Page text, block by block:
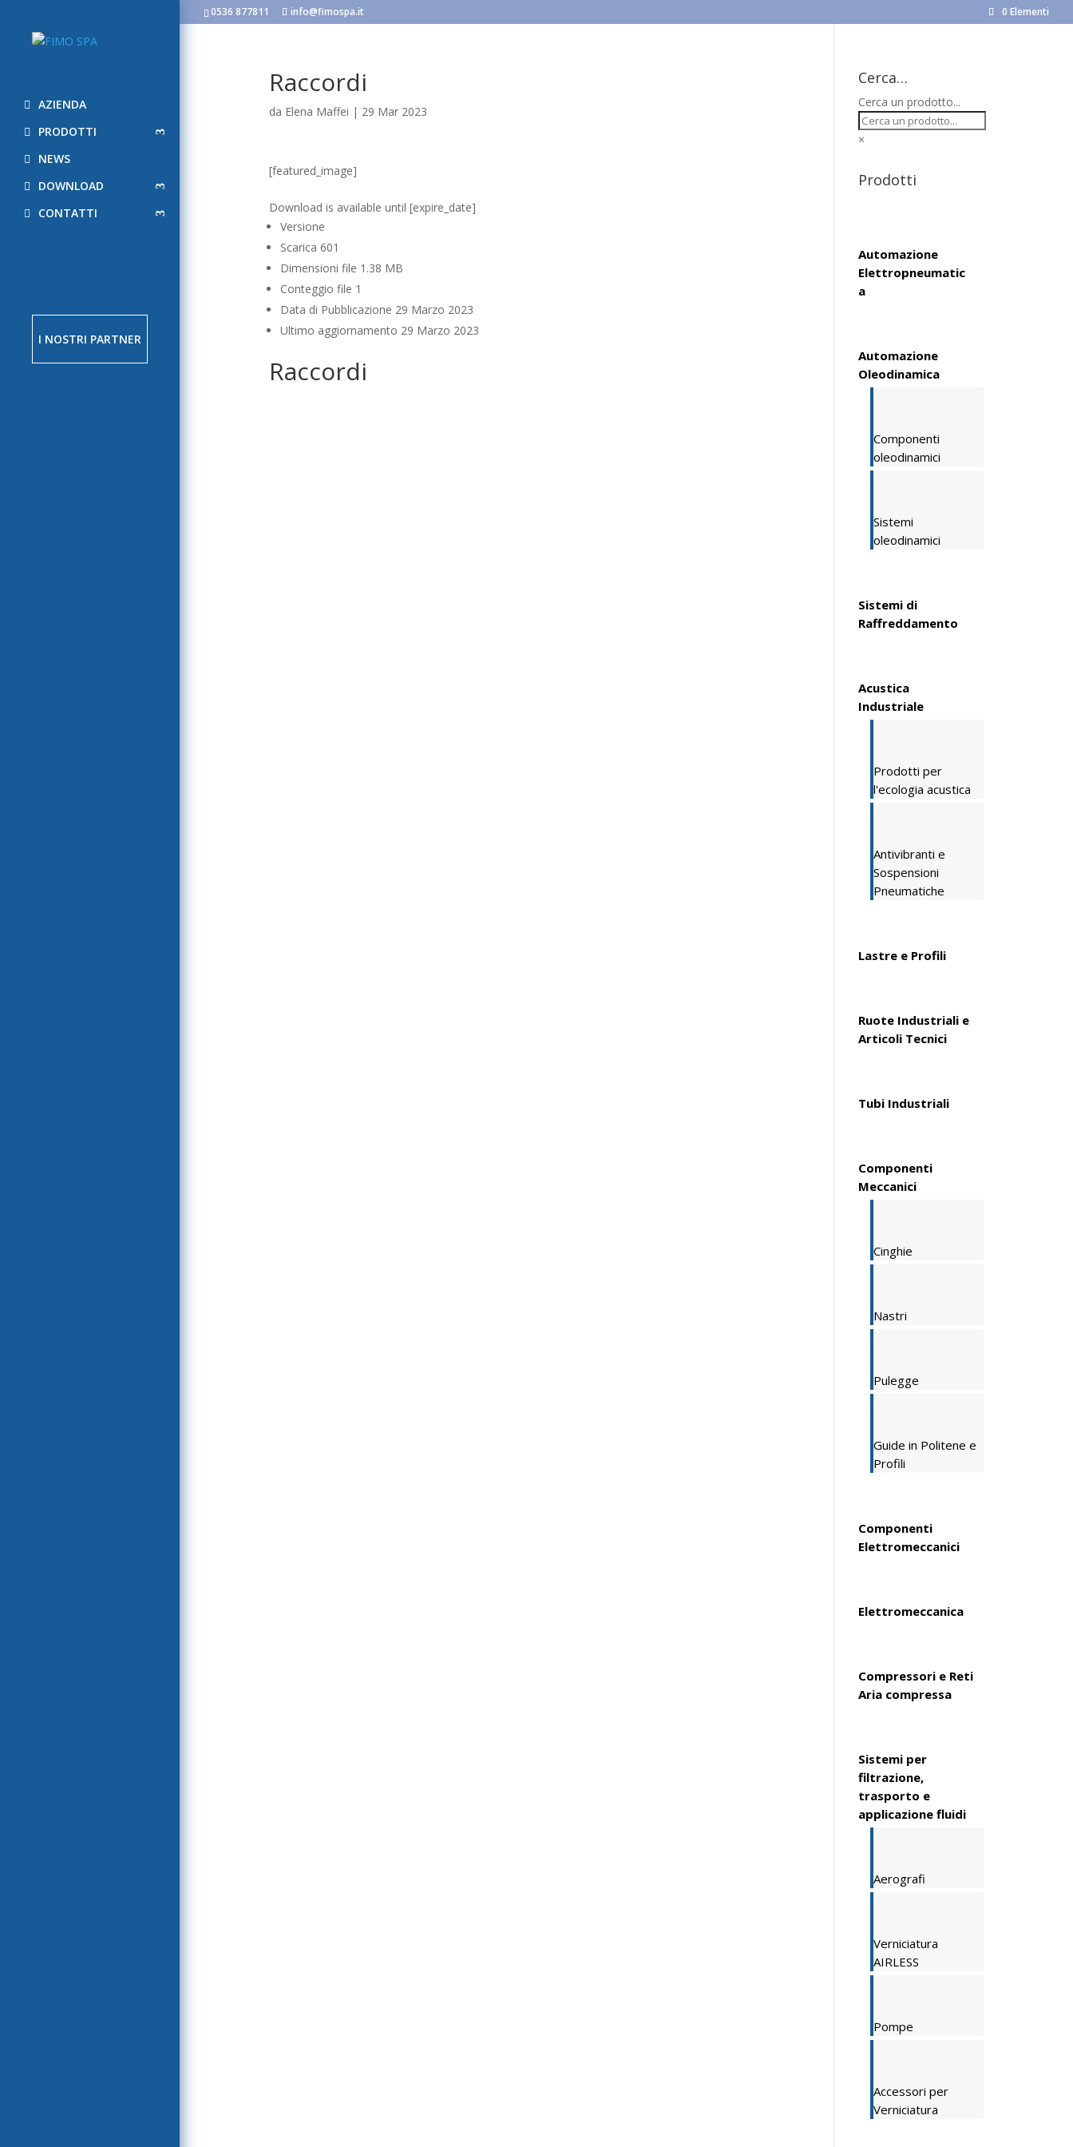
0536 877811 info@fimospa.it 0 Elementi
AZIENDA
PRODOTTI
NEWS
DOWNLOAD
CONTATTI
I NOSTRI PARTNER
Raccordi
da Elena Maffei | 29 Mar 2023
[featured_image]
Download is available until [expire_date]
Versione
Scarica 601
Dimensioni file 1.38 MB
Conteggio file 1
Data di Pubblicazione 29 Marzo 2023
Ultimo aggiornamento 29 Marzo 2023
Raccordi
Cerca…
Cerca un prodotto...
×
Prodotti
Automazione
Elettropneumatic
a
Automazione
Oleodinamica
Componenti
oleodinamici
Sistemi
oleodinamici
Sistemi di
Raffreddamento
Acustica
Industriale
Prodotti per
l'ecologia acustica
Antivibranti e
Sospensioni
Pneumatiche
Lastre e Profili
Ruote Industriali e
Articoli Tecnici
Tubi Industriali
Componenti
Meccanici
Cinghie
Nastri
Pulegge
Guide in Politene e
Profili
Componenti
Elettromeccanici
Elettromeccanica
Compressori e Reti
Aria compressa
Sistemi per
filtrazione,
trasporto e
applicazione fluidi
Aerografi
Verniciatura
AIRLESS
Pompe
Accessori per
Verniciatura